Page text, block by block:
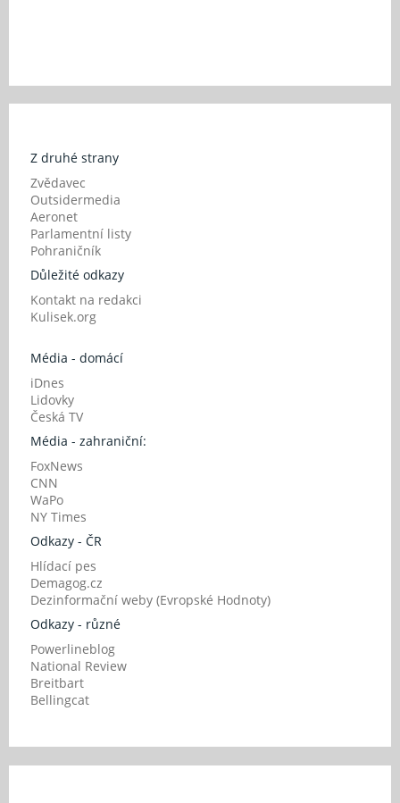
Z druhé strany
Zvědavec
Outsidermedia
Aeronet
Parlamentní listy
Pohraničník
Důležité odkazy
Kontakt na redakci
Kulisek.org
Média - domácí
iDnes
Lidovky
Česká TV
Média - zahraniční:
FoxNews
CNN
WaPo
NY Times
Odkazy - ČR
Hlídací pes
Demagog.cz
Dezinformační weby (Evropské Hodnoty)
Odkazy - různé
Powerlineblog
National Review
Breitbart
Bellingcat